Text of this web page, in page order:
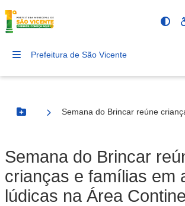
Prefeitura de São Vicente
Botão Menu
Semana do Brincar reúne
Semana do Brincar
crianças e famílias em
lúdicas na Área